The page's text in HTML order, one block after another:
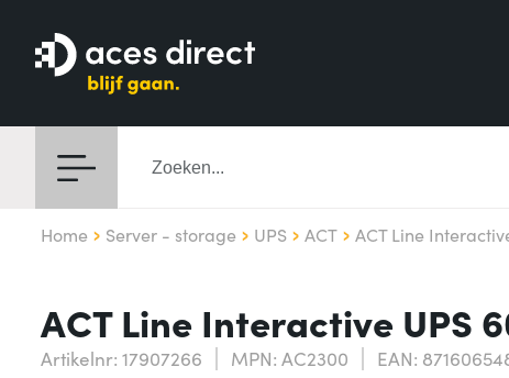
Home Server - storage UPS ACT ACT Line
ACT Line Interactive UPS
Artikelnr: 17907266 MPN: AC2300 EAN: